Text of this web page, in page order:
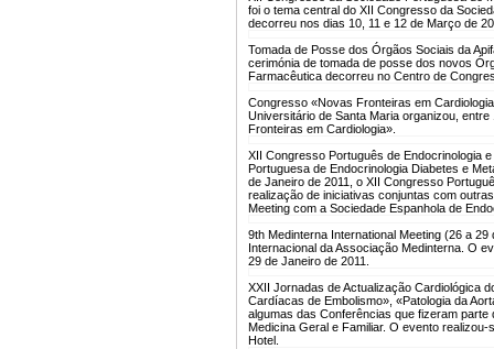
foi o tema central do XII Congresso da
decorreu nos dias 10, 11 e 12 de Março de
Tomada de Posse dos Órgãos Sociais da
cerimónia de tomada de posse dos novos
Farmacêutica decorreu no Centro de
Congresso «Novas Fronteiras em
Universitário de Santa Maria organizou,
Fronteiras em Cardiologia».
XII Congresso Português de Endocrinologia
Portuguesa de Endocrinologia Diabetes e
de Janeiro de 2011, o XII Congresso
realização de iniciativas conjuntas com
Meeting com a Sociedade Espanhola de
9th Medinterna International Meeting (26 a 29
Internacional da Associação Medinterna. O
29 de Janeiro de 2011.
XXII Jornadas de Actualização Cardiológica
Cardíacas de Embolismo», «Patologia da
algumas das Conferências que fizeram
Medicina Geral e Familiar. O evento
Hotel.